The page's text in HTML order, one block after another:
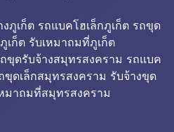
ภูเก็ต รถแบคโฮเล็กภูเก็ต รถขุด
เก็ต รับเหมาถมที่ภูเก็ต
ขุดรับจ้างสมุทรสงคราม รถแบค
ขุดเล็กสมุทรสงคราม รับจ้างขุด
มาถมที่สมุทรสงคราม